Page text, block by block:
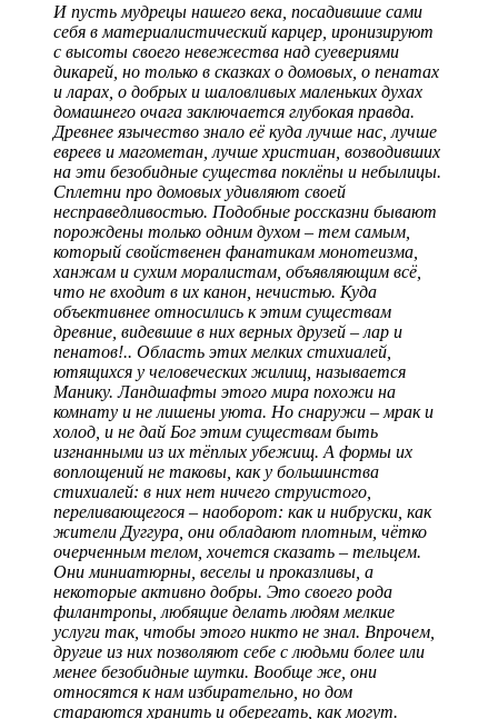
И пусть мудрецы нашего века, посадившие сами
себя в материалистический карцер, иронизируют
с высоты своего невежества над суевериями
дикарей, но только в сказках о домовых, о пенатах
и ларах, о добрых и шаловливых маленьких духах
домашнего очага заключается глубокая правда.
Древнее язычество знало её куда лучше нас, лучше
евреев и магометан, лучше христиан, возводивших
на эти безобидные существа поклёпы и небылицы.
Сплетни про домовых удивляют своей
несправедливостью. Подобные россказни бывают
порождены только одним духом – тем самым,
который свойственен фанатикам монотеизма,
ханжам и сухим моралистам, объявляющим всё,
что не входит в их канон, нечистью. Куда
объективнее относились к этим существам
древние, видевшие в них верных друзей – лар и
пенатов!.. Область этих мелких стихиалей,
ютящихся у человеческих жилищ, называется
Манику. Ландшафты этого мира похожи на
комнату и не лишены уюта. Но снаружи – мрак и
холод, и не дай Бог этим существам быть
изгнанными из их тёплых убежищ. А формы их
воплощений не таковы, как у большинства
стихиалей: в них нет ничего струистого,
переливающегося – наоборот: как и нибруски, как
жители Дуггура, они обладают плотным, чётко
очерченным телом, хочется сказать – тельцем.
Они миниатюрны, веселы и проказливы, а
некоторые активно добры. Это своего рода
филантропы, любящие делать людям мелкие
услуги так, чтобы этого никто не знал. Впрочем,
другие из них позволяют себе с людьми более или
менее безобидные шутки. Вообще же, они
относятся к нам избирательно, но дом
стараются хранить и оберегать, как могут.